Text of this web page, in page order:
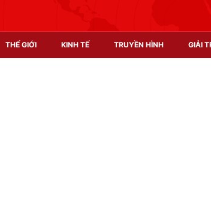
THẾ GIỚI KINH TẾ TRUYỀN HÌNH GIẢI